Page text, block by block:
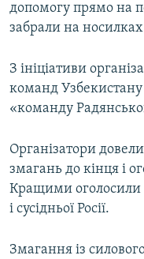
допомогу прямо на
забрали на
З ініціативи
команд Узбекистану
«команду
Організатори
змагань до кінця і
Кращими оголосили
і сусідньої Росії.
Змагання із